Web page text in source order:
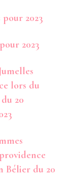
2023
2023
lors du
20
Bélier du 20